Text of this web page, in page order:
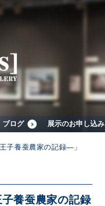
ブログ 展示のお申し込み
子養蚕農家の記録―」
養蚕農家の記録